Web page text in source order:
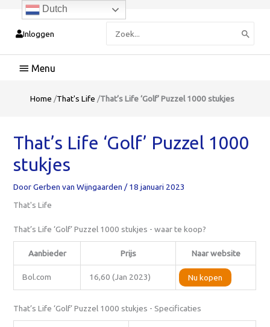
Inloggen
naar:
Hoofdmenu
Home /That's Life /That’s Life ‘Golf’ Puzzel 1000 stukjes
That’s Life ‘Golf’ Puzzel 1000
stukjes
DoorGerben van Wijngaarden /18 januari 2023
That's Life
That’s Life ‘Golf’ Puzzel 1000 stukjes - waar te koop?
Aanbieder Prijs Naar website
Bol.com 16,60 (Jan 2023) Nu kopen
That’s Life ‘Golf’ Puzzel 1000 stukjes - Specificaties
Dutch